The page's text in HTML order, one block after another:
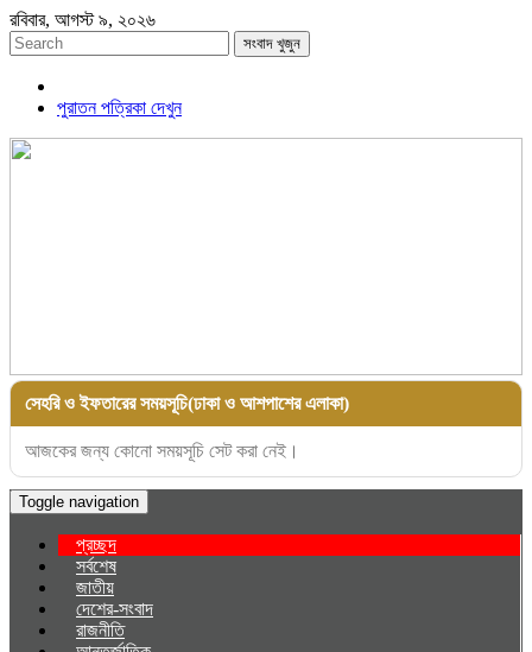
রবিবার, আগস্ট ৯, ২০২৬
সংবাদ খুজুন
পুরাতন পত্রিকা দেখুন
সেহরি ও ইফতারের সময়সূচি(ঢাকা ও আশপাশের এলাকা)
আজকের জন্য কোনো সময়সূচি সেট করা নেই।
Toggle navigation
প্রচ্ছদ
সর্বশেষ
জাতীয়
দেশের-সংবাদ
রাজনীতি